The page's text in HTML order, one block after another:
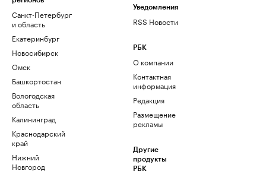
Санкт-Петербург
и область
Екатеринбург
Новосибирск
Омск
Башкортостан
Вологодская
область
Калининград
Краснодарский
край
Нижний
Новгород
Уведомления
RSS Новости
РБК
О компании
Контактная
информация
Редакция
Размещение
рекламы
Другие
продукты
РБК